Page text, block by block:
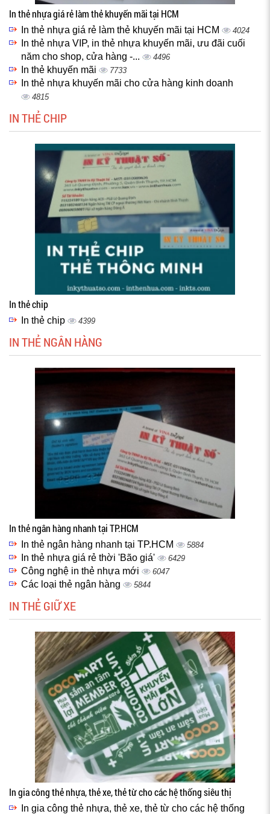
In thẻ nhựa giá rẻ làm thẻ khuyến mãi tại HCM
In thẻ nhựa giá rẻ làm thẻ khuyến mãi tại HCM 4024
In thẻ nhựa VIP, in thẻ nhựa khuyến mãi, ưu đãi cuối
năm cho shop, cửa hàng -...
4496
In thẻ khuyến mãi 7733
In thẻ nhựa khuyến mãi cho cửa hàng kinh doanh
4815
IN THẺ CHIP
In thẻ chip
In thẻ chip 4399
IN THẺ NGÂN HÀNG
In thẻ ngân hàng nhanh tại TP.HCM
In thẻ ngân hàng nhanh tại TP.HCM 5884
In thẻ nhựa giá rẻ thời 'Bão giá' 6429
Công nghệ in thẻ nhựa mới 6047
Các loại thẻ ngân hàng 5844
IN THẺ GIỮ XE
In gia công thẻ nhựa, thẻ xe, thẻ từ cho các hệ thống siêu thị
In gia công thẻ nhựa, thẻ xe, thẻ từ cho các hệ thống